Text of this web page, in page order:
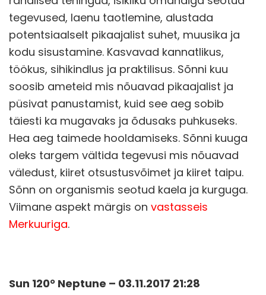
tegevused, laenu taotlemine, alustada
potentsiaalselt pikaajalist suhet, muusika ja
kodu sisustamine. Kasvavad kannatlikus,
töökus, sihikindlus ja praktilisus. Sõnni kuu
soosib ameteid mis nõuavad pikaajalist ja
püsivat panustamist, kuid see aeg sobib
täiesti ka mugavaks ja õdusaks puhkuseks.
Hea aeg taimede hooldamiseks. Sõnni kuuga
oleks targem vältida tegevusi mis nõuavad
väledust, kiiret otsustusvõimet ja kiiret taipu.
Sõnn on organismis seotud kaela ja kurguga.
Viimane aspekt märgis on vastasseis
Merkuuriga.
Sun 120° Neptune – 03.11.2017 21:28